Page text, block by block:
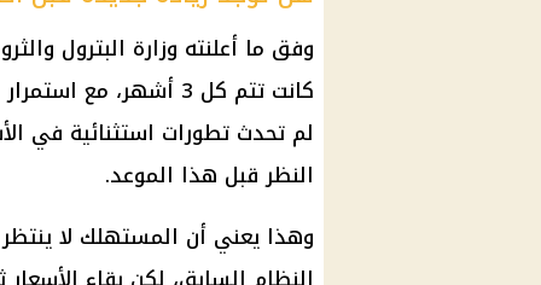
وفق ما أعلنته وزارة البترول
لم تحدث تطورات استثنائية في
النظر قبل هذا الموعد.
وهذا يعني أن المستهلك لا ينتظر